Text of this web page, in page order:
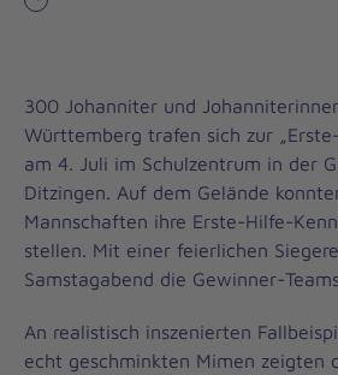
300 Johanniter und
Württemberg trafen sich zur
am 4. Juli im Schulzentrum in der
Ditzingen. Auf dem Gelände
Mannschaften ihre Erste-Hilfe-
stellen. Mit einer feierlichen
Samstagabend die Gewinner-
An realistisch inszenierten
echt geschminkten Mimen zeigten